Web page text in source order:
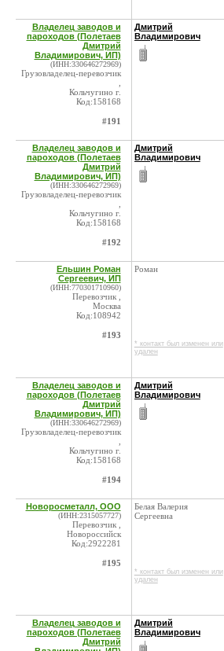
Владелец заводов и
пароходов (Полетаев
Дмитрий
Владимирович, ИП)
(ИНН:330646272969)
Грузовладелец-перевозчик
Кольчугино г.
Код:158168
#191
Дмитрий
Владимирович
Владелец заводов и
пароходов (Полетаев
Дмитрий
Владимирович, ИП)
(ИНН:330646272969)
Грузовладелец-перевозчик
Кольчугино г.
Код:158168
#192
Дмитрий
Владимирович
Ельшин Роман
Сергеевич, ИП
(ИНН:770301710960)
Перевозчик ,
Москва
Код:108942
#193
Роман
* контакт был изменен или
удален
Владелец заводов и
пароходов (Полетаев
Дмитрий
Владимирович, ИП)
(ИНН:330646272969)
Грузовладелец-перевозчик
Кольчугино г.
Код:158168
#194
Дмитрий
Владимирович
Новоросметалл, ООО
(ИНН:2315057727)
Перевозчик ,
Новороссийск
Код:2922281
#195
Белая Валерия
Сергеевна
* контакт был изменен или
удален
Владелец заводов и
пароходов (Полетаев
Дмитрий
Дмитрий
Владимирович